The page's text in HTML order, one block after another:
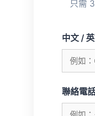
只需
中文 /
聯絡電